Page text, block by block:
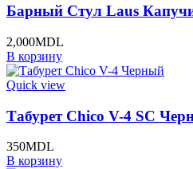
Барный Стул Laus
2,000MDL
В корзину
Quick view
Табурет Chico V-4 SC
350MDL
В корзину